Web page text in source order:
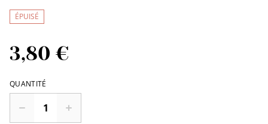
ÉPUISÉ
3,80 €
QUANTITÉ